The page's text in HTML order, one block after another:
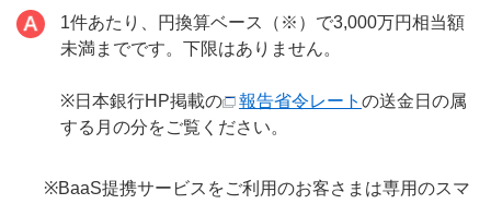
1件あたり、円換算ベース（※）で3,000万円相当額
未満までです。下限はありません。
※日本銀行HP掲載の 報告省令レート の送金日の属
する月の分をご覧ください。
※BaaS提携サービスをご利用のお客さまは専用のスマ